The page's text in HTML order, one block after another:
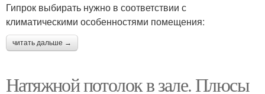
Гипрок выбирать нужно в соответствии с
климатическими особенностями помещения:
читать дальше →
Натяжной потолок в зале. Плюсы